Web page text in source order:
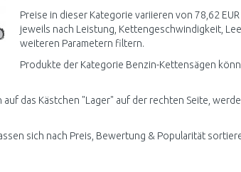
Preise in dieser Kategorie variieren von 78,62
jeweils nach Leistung, Kettengeschwindigkeit,
weiteren Parametern filtern.
Produkte der Kategorie Benzin-Kettensägen
auf das Kästchen "Lager" auf der rechten Seite,
sich nach Preis, Bewertung & Popularität